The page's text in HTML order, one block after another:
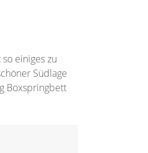
einiges zu
Südlage
Boxspringbett